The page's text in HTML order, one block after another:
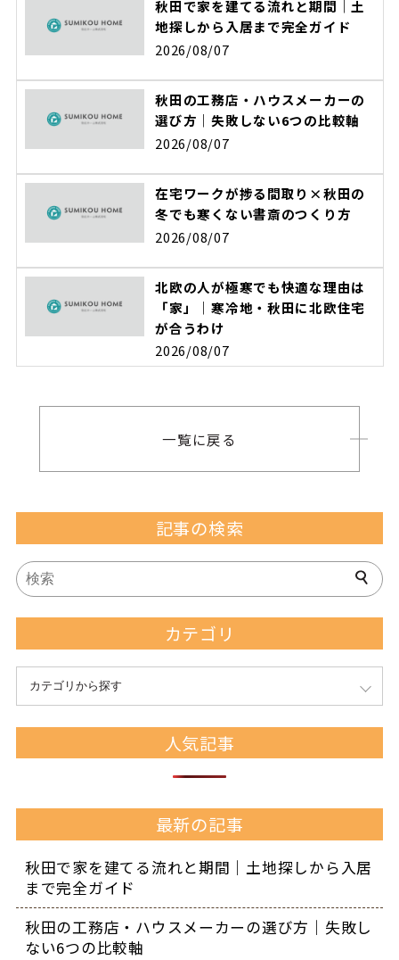
秋田で家を建てる流れと期間｜土
地探しから入居まで完全ガイド
2026/08/07
秋田の工務店・ハウスメーカーの
選び方｜失敗しない6つの比較軸
2026/08/07
在宅ワークが捗る間取り×秋田の
冬でも寒くない書斎のつくり方
2026/08/07
北欧の人が極寒でも快適な理由は
「家」｜寒冷地・秋田に北欧住宅
が合うわけ
2026/08/07
一覧に戻る
記事の検索
カテゴリ
カテゴリから探す
人気記事
最新の記事
秋田で家を建てる流れと期間｜土地探しから入居
まで完全ガイド
秋田の工務店・ハウスメーカーの選び方｜失敗し
ない6つの比較軸